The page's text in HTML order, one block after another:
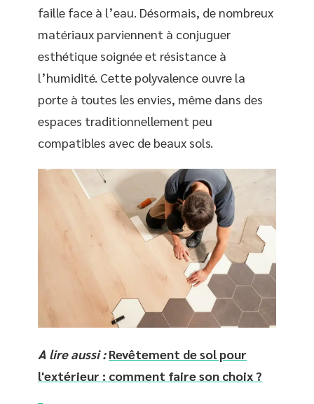
faille face à l’eau. Désormais, de nombreux
matériaux parviennent à conjuguer
esthétique soignée et résistance à
l’humidité. Cette polyvalence ouvre la
porte à toutes les envies, même dans des
espaces traditionnellement peu
compatibles avec de beaux sols.
A lire aussi : Revêtement de sol pour
l'extérieur : comment faire son choix ?